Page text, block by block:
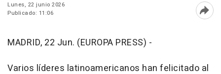
Lunes, 22 junio 2026
Publicado: 11:06
MADRID, 22 Jun. (EUROPA PRESS) -
Varios líderes latinoamericanos han felicitado al